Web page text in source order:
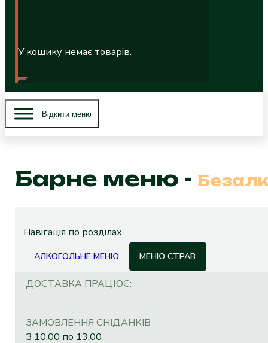
У кошику немає товарів.
Вiдкити меню
Барне меню -
Навігація по розділах
АЛКОГОЛЬНЕ МЕНЮ МЕНЮ СТРАВ
ДОСТАВКА ПРАЦЮЄ:
ЗАМОВЛЕННЯ СНІДАНКІВ
З 10.00 по 13.00